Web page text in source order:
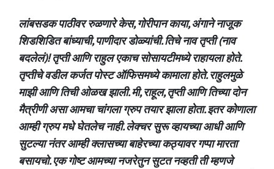
लांबसडक पाठीवर रुळणारे केस, गोरीपान काया, अंगाने नाजूक
शिडशिडित बांध्याची, पाणीदार डोळ्यांची. तिचे नाव तृप्ती (नाव
बदलेलं)! तृप्ती आणि राहुल एकाच सोसायटीमध्ये राहायला होते.
तृप्तीचे वडील कर्जत पोस्ट ऑफिसमध्ये कामाला होते. राहुलमुळे
माझी आणि तिची ओळख झाली. मी, राहूल, तृप्ती आणि तिच्या दोन
मैत्रीणी असा आमचा चांगला ग्रुप तयार झाला होता. इतर कोणाला
आम्ही ग्रुप मधे घेतलेच नाही. लेक्चर सुरू व्हायच्या आधी आणि
सुटल्या नंतर आम्ही क्लासच्या बाहेरच्या कठ्यावर गप्पा मारता
बसायचो. एक गोष्ट आमच्या नजरेतुन सुटत नव्हती ती म्हणजे